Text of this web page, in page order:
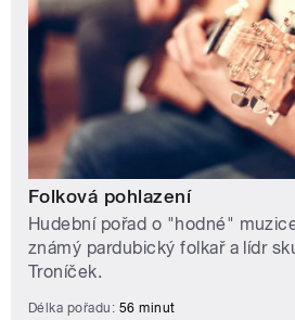
Folková pohlazení
Hudební pořad o "hodné"
známý pardubický folkař a lídr
Troníček.
Délka pořadu: 56 minut